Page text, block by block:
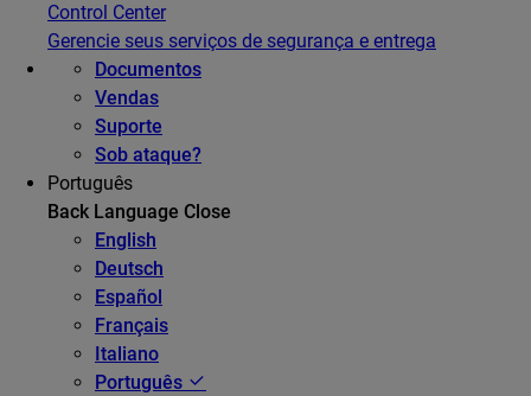
Control Center
Gerencie seus serviços de segurança e entrega
Documentos
Vendas
Suporte
Sob ataque?
Português
Back Language Close
English
Deutsch
Español
Français
Italiano
Português